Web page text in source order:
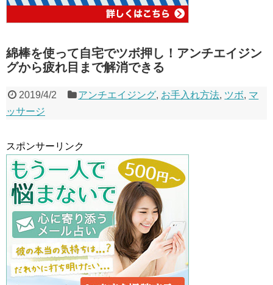
綿棒を使って自宅でツボ押し！アンチエイジン
グから疲れ目まで解消できる
2019/4/2 アンチエイジング, お手入れ方法, ツボ, マ
ッサージ
スポンサーリンク